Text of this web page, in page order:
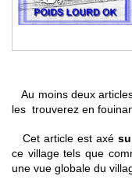
Au moins deux
les trouverez en
Cet article est axé
ce village tels que
une vue globale du